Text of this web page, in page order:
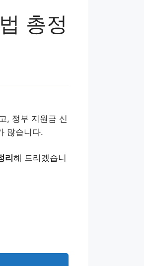
총정
, 정부 지원금 신
많습니다.
리 해 드리겠습니